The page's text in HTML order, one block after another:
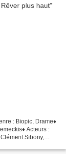
: Biopic, Drame♦
Acteurs :
Sibony,